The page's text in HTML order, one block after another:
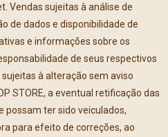
Vendas sujeitas à análise de
de dados e disponibilidade de
e informações sobre os
de seus respectivos
à alteração sem aviso
STORE, a eventual retificação das
possam ter sido veiculados,
para efeito de correções, ao